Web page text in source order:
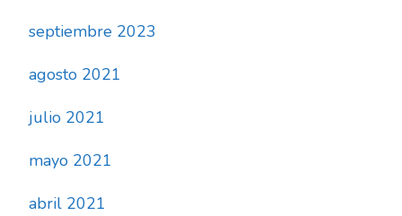
septiembre 2023
agosto 2021
julio 2021
mayo 2021
abril 2021